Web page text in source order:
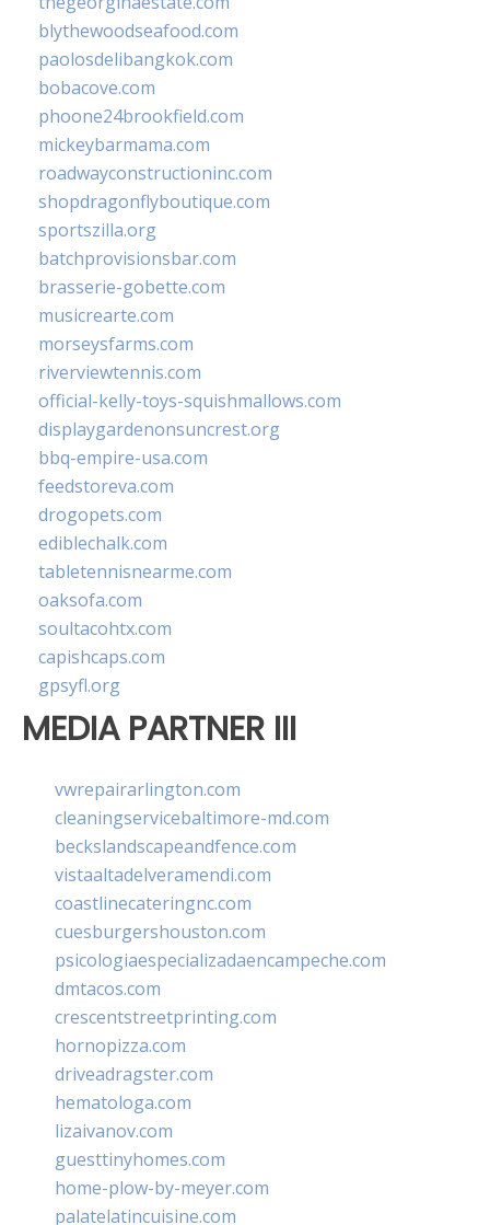
blythewoodseafood.com
paolosdelibangkok.com
bobacove.com
phoone24brookfield.com
mickeybarmama.com
roadwayconstructioninc.com
shopdragonflyboutique.com
sportszilla.org
batchprovisionsbar.com
brasserie-gobette.com
musicrearte.com
morseysfarms.com
riverviewtennis.com
official-kelly-toys-squishmallows.com
displaygardenonsuncrest.org
bbq-empire-usa.com
feedstoreva.com
drogopets.com
ediblechalk.com
tabletennisnearme.com
oaksofa.com
soultacohtx.com
capishcaps.com
gpsyfl.org
MEDIA PARTNER III
vwrepairarlington.com
cleaningservicebaltimore-md.com
beckslandscapeandfence.com
vistaaltadelveramendi.com
coastlinecateringnc.com
cuesburgershouston.com
psicologiaespecializadaencampeche.com
dmtacos.com
crescentstreetprinting.com
hornopizza.com
driveadragster.com
hematologa.com
lizaivanov.com
guesttinyhomes.com
home-plow-by-meyer.com
palatelatincuisine.com